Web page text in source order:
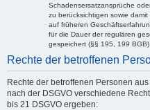
Schadensersatzansprüche
zu berücksichtigen sowie
auf früheren
für die Dauer der regulären
gespeichert (§§ 195, 199 BGB).
Rechte der betroffenen
Rechte der betroffenen Personen
nach der DSGVO verschiedene
bis 21 DSGVO ergeben: